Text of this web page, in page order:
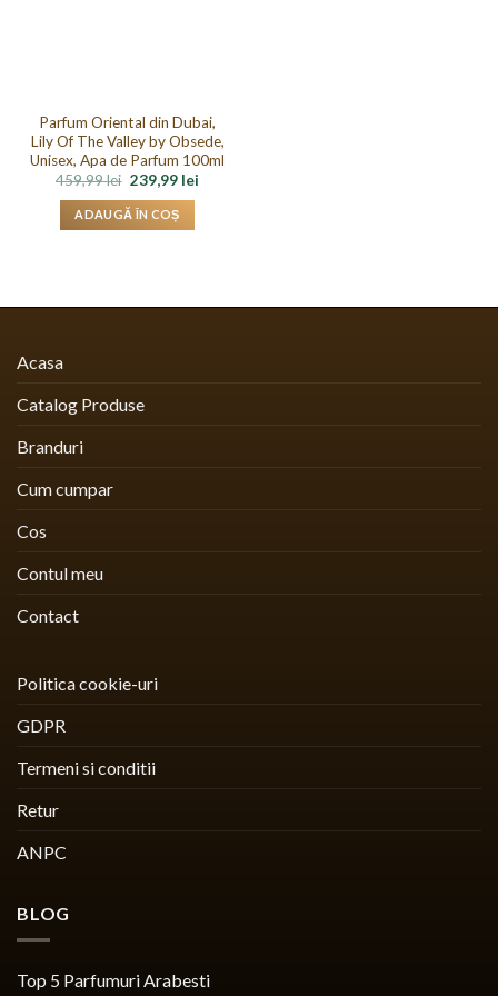
Parfum Oriental din Dubai,
Lily Of The Valley by Obsede,
Unisex, Apa de Parfum 100ml
459,99lei Prețul
inițial
a
fost:
239,99 leiPrețul
ADAUGĂ ÎN COȘ
Acasa
Catalog Produse
Branduri
Cum cumpar
Cos
Contul meu
Contact
Politica cookie-uri
GDPR
Termeni si conditii
Retur
ANPC
BLOG
Top 5 Parfumuri Arabesti